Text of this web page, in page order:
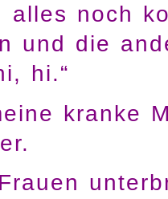
alles noch
und die
hi.“
kranke